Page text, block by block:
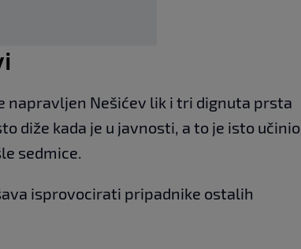
napravljen Nešićev lik i tri dignuta prsta
diže kada je u javnosti, a to je isto učinio
sedmice.
isprovocirati pripadnike ostalih